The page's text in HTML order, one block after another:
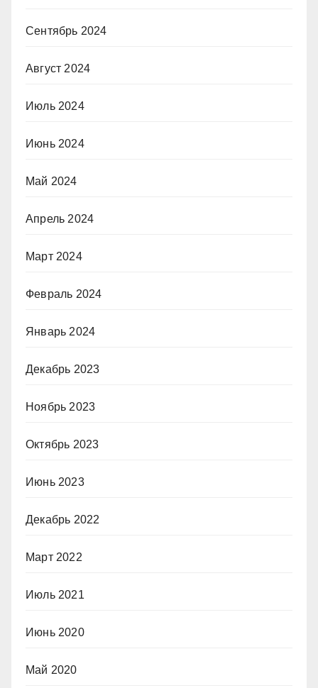
Сентябрь 2024
Август 2024
Июль 2024
Июнь 2024
Май 2024
Апрель 2024
Март 2024
Февраль 2024
Январь 2024
Декабрь 2023
Ноябрь 2023
Октябрь 2023
Июнь 2023
Декабрь 2022
Март 2022
Июль 2021
Июнь 2020
Май 2020